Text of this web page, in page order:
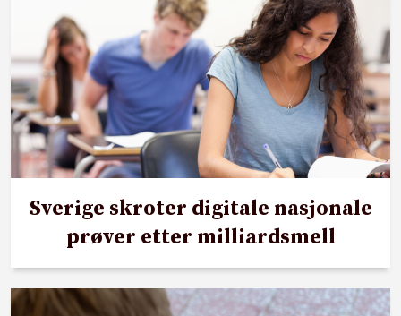
Sverige skroter digitale nasjonale
prøver etter milliardsmell